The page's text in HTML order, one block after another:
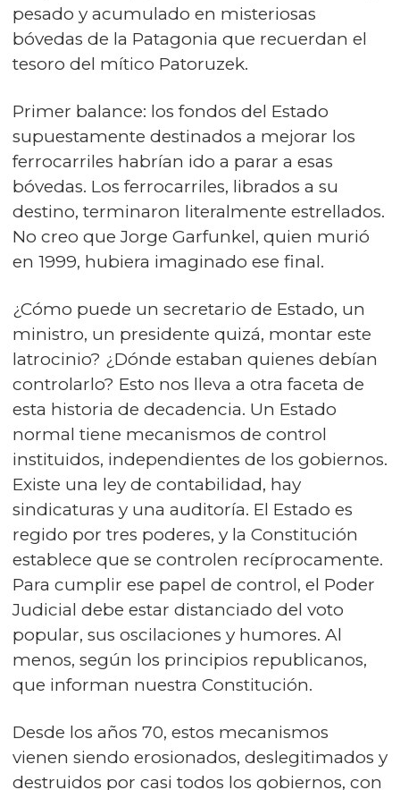
pesado y acumulado en misteriosas
bóvedas de la Patagonia que recuerdan el
tesoro del mítico Patoruzek.
Primer balance: los fondos del Estado
supuestamente destinados a mejorar los
ferrocarriles habrían ido a parar a esas
bóvedas. Los ferrocarriles, librados a su
destino, terminaron literalmente estrellados.
No creo que Jorge Garfunkel, quien murió
en 1999, hubiera imaginado ese final.
¿Cómo puede un secretario de Estado, un
ministro, un presidente quizá, montar este
latrocinio? ¿Dónde estaban quienes debían
controlarlo? Esto nos lleva a otra faceta de
esta historia de decadencia. Un Estado
normal tiene mecanismos de control
instituidos, independientes de los gobiernos.
Existe una ley de contabilidad, hay
sindicaturas y una auditoría. El Estado es
regido por tres poderes, y la Constitución
establece que se controlen recíprocamente.
Para cumplir ese papel de control, el Poder
Judicial debe estar distanciado del voto
popular, sus oscilaciones y humores. Al
menos, según los principios republicanos,
que informan nuestra Constitución.
Desde los años 70, estos mecanismos
vienen siendo erosionados, deslegitimados y
destruidos por casi todos los gobiernos, con